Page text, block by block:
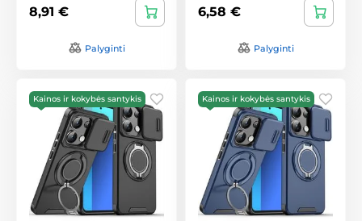
8,91 €
Palyginti
6,58 €
Palyginti
Kainos ir kokybės santykis Kainos ir kokybės santykis